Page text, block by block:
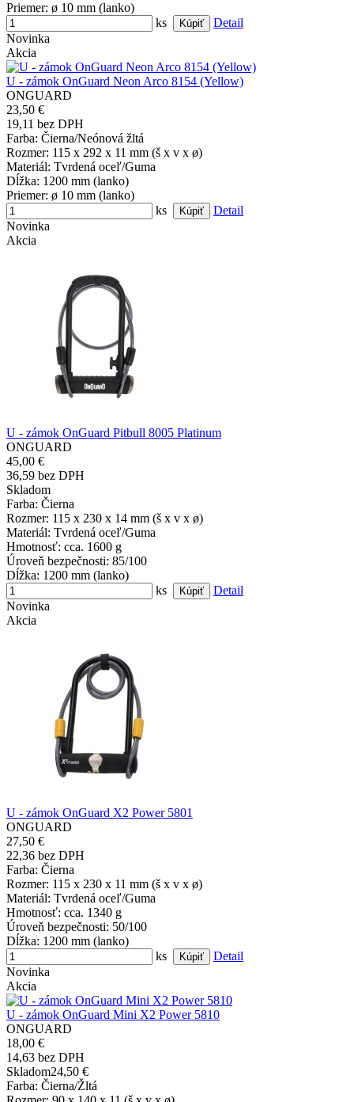
Priemer: ø 10 mm (lanko)
ks
Detail
Novinka
Akcia
U - zámok OnGuard Neon Arco 8154 (Yellow)
ONGUARD
23,50 €
19,11 bez DPH
Farba: Čierna/Neónová žltá
Rozmer: 115 x 292 x 11 mm (š x v x ø)
Materiál: Tvrdená oceľ/Guma
Dĺžka: 1200 mm (lanko)
Priemer: ø 10 mm (lanko)
ks
Detail
Novinka
Akcia
U - zámok OnGuard Pitbull 8005 Platinum
ONGUARD
45,00 €
36,59 bez DPH
Skladom
Farba: Čierna
Rozmer: 115 x 230 x 14 mm (š x v x ø)
Materiál: Tvrdená oceľ/Guma
Hmotnosť: cca. 1600 g
Úroveň bezpečnosti: 85/100
Dĺžka: 1200 mm (lanko)
ks
Detail
Novinka
Akcia
U - zámok OnGuard X2 Power 5801
ONGUARD
27,50 €
22,36 bez DPH
Farba: Čierna
Rozmer: 115 x 230 x 11 mm (š x v x ø)
Materiál: Tvrdená oceľ/Guma
Hmotnosť: cca. 1340 g
Úroveň bezpečnosti: 50/100
Dĺžka: 1200 mm (lanko)
ks
Detail
Novinka
Akcia
U - zámok OnGuard Mini X2 Power 5810
ONGUARD
18,00 €
14,63 bez DPH
Skladom24,50 €
Farba: Čierna/Žltá